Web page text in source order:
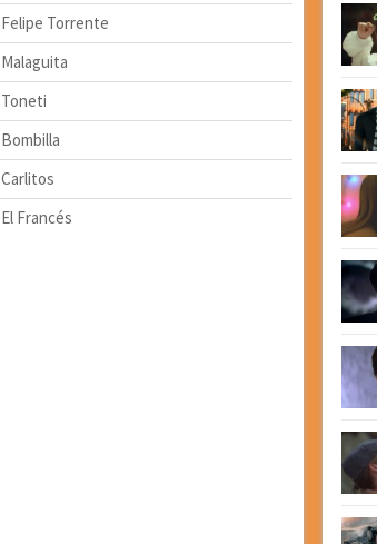
Felipe Torrente
Malaguita
Toneti
Bombilla
Carlitos
El Francés